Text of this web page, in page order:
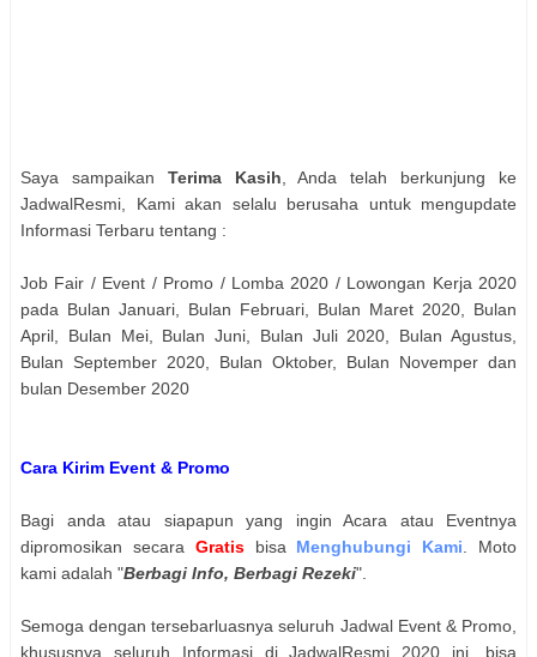
Saya sampaikan Terima Kasih , Anda telah berkunjung ke
JadwalResmi, Kami akan selalu berusaha untuk mengupdate
Informasi Terbaru tentang :
Job Fair / Event / Promo / Lomba 2020 / Lowongan Kerja 2020
pada Bulan Januari, Bulan Februari, Bulan Maret 2020, Bulan
April, Bulan Mei, Bulan Juni, Bulan Juli 2020, Bulan Agustus,
Bulan September 2020, Bulan Oktober, Bulan Novemper dan
bulan Desember 2020
Cara Kirim Event & Promo
Bagi anda atau siapapun yang ingin Acara atau Eventnya
dipromosikan secara Gratisbisa Menghubungi Kami . Moto
kami adalah "Berbagi Info, Berbagi Rezeki".
Semoga dengan tersebarluasnya seluruh Jadwal Event & Promo,
khususnya seluruh Informasi di JadwalResmi 2020 ini, bisa